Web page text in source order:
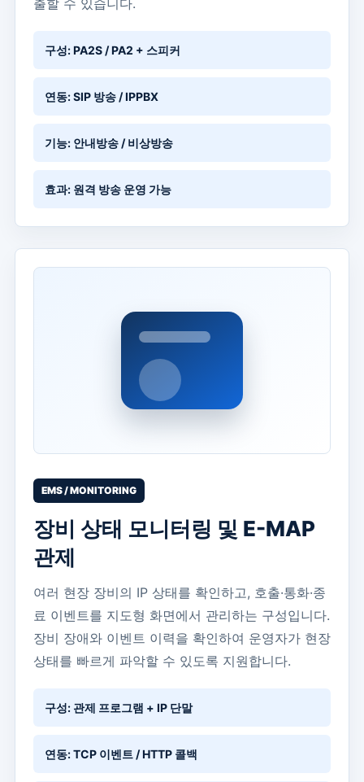
구성: PA2S / PA2 + 스피커
연동: SIP 방송 / IPPBX
기능: 안내방송 / 비상방송
효과: 원격 방송 운영 가능
EMS / MONITORING
장비 상태 모니터링 및 E-MAP
관제
여러 현장 장비의 IP 상태를 확인하고, 호출·통화·종
료 이벤트를 지도형 화면에서 관리하는 구성입니다.
장비 장애와 이벤트 이력을 확인하여 운영자가 현장
상태를 빠르게 파악할 수 있도록 지원합니다.
구성: 관제 프로그램 + IP 단말
연동: TCP 이벤트 / HTTP 콜백